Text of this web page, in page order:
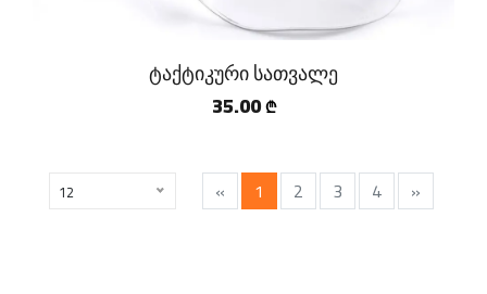
ტაქტიკური სათვალე
35.00 ₾
12 « 1 2 3 4 »